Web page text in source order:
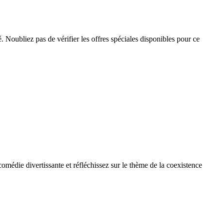
Noubliez pas de vérifier les offres spéciales disponibles pour ce
divertissante et réfléchissez sur le thème de la coexistence